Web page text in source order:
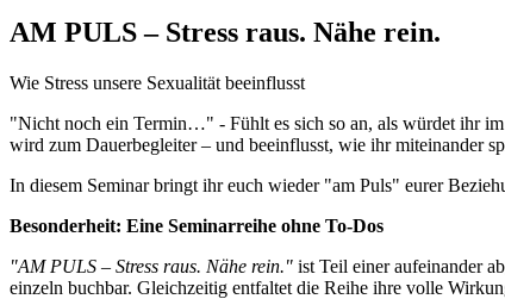
AM PULS – Stress raus. Nähe rein.
Wie Stress unsere Sexualität beeinflusst
"Nicht noch ein Termin…" - Fühlt es sich so an, als würdet ihr
wird zum Dauerbegleiter – und beeinflusst, wie ihr miteinander
In diesem Seminar bringt ihr euch wieder "am Puls" eurer
Besonderheit: Eine Seminarreihe ohne To-Dos
"AM PULS – Stress raus. Nähe rein." ist Teil einer aufeinander
einzeln buchbar. Gleichzeitig entfaltet die Reihe ihre volle